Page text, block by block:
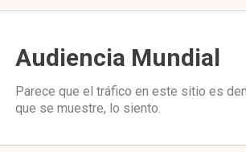
Audiencia Mundial
Parece que el tráfico en este sitio es
que se muestre, lo siento.